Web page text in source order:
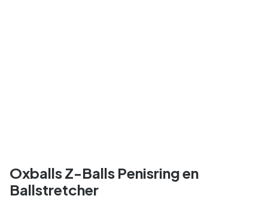
Oxballs Z-Balls Penisring en
Ballstretcher